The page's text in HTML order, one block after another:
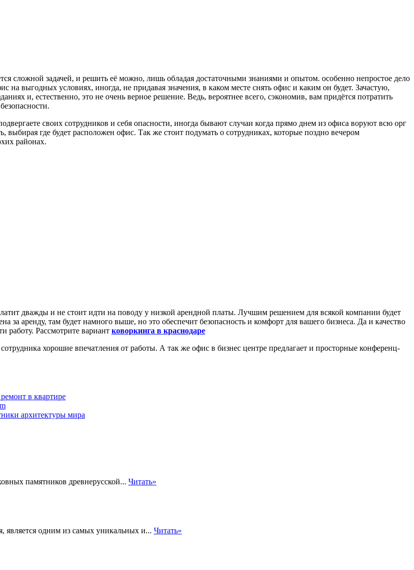
сложной задачей, и решить её можно, лишь обладая достаточными знаниями и опытом. особенно непростое дело
на выгодных условиях, иногда, не придавая значения, в каком месте снять офис и каким он будет. Зачастую,
и, естественно, это не очень верное решение. Ведь, вероятнее всего, сэкономив, вам придётся потратить
своих сотрудников и себя опасности, иногда бывают случаи когда прямо днем из офиса воруют всю орг
где будет расположен офис. Так же стоит подумать о сотрудниках, которые поздно вечером
районах.
дважды и не стоит идти на поводу у низкой арендной платы. Лучшим решением для всякой компании будет
за аренду, там будет намного выше, но это обеспечит безопасность и комфорт для вашего бизнеса. Да и качество
работу. Рассмотрите вариант коворкинга в краснодаре
хорошие впечатления от работы. А так же офис в бизнес центре предлагает и просторные конференц-
в квартире
архитектуры мира
памятников древнерусской... Читать»
является одним из самых уникальных и... Читать»